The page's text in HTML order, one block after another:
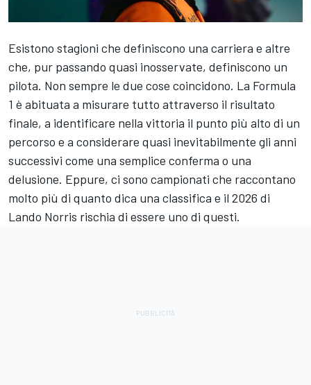
Esistono stagioni che definiscono una carriera e altre
che, pur passando quasi inosservate, definiscono un
pilota. Non sempre le due cose coincidono. La Formula
1 è abituata a misurare tutto attraverso il risultato
finale, a identificare nella vittoria il punto più alto di un
percorso e a considerare quasi inevitabilmente gli anni
successivi come una semplice conferma o una
delusione. Eppure, ci sono campionati che raccontano
molto più di quanto dica una classifica e il 2026 di
Lando Norris rischia di essere uno di questi.